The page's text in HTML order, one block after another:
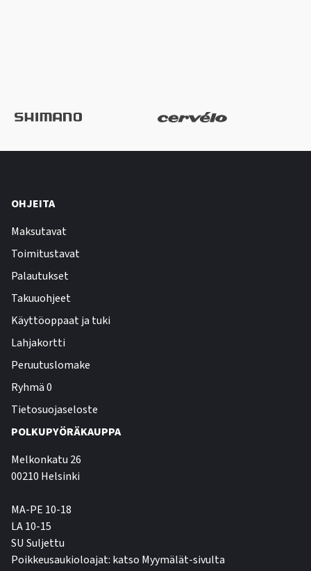
OHJEITA
Maksutavat
Toimitustavat
Palautukset
Takuuohjeet
Käyttöoppaat ja tuki
Lahjakortti
Peruutuslomake
Ryhmä 0
Tietosuojaseloste
POLKUPYÖRÄKAUPPA
Melkonkatu 26
00210 Helsinki
MA-PE 10-18
LA 10-15
SU Suljettu
Poikkeusaukioloajat: katso Myymälät-sivulta